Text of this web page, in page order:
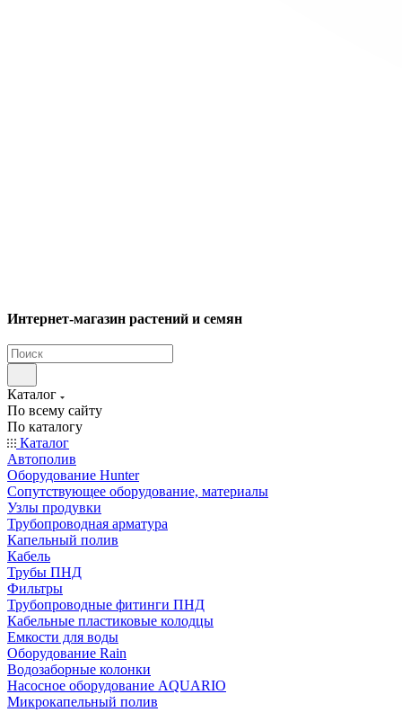
Интернет-магазин растений и семян
Каталог
По всему сайту
По каталогу
Каталог
Автополив
Оборудование Hunter
Сопутствующее оборудование, материалы
Узлы продувки
Трубопроводная арматура
Капельный полив
Кабель
Трубы ПНД
Фильтры
Трубопроводные фитинги ПНД
Кабельные пластиковые колодцы
Емкости для воды
Оборудование Rain
Водозаборные колонки
Насосное оборудование AQUARIO
Микрокапельный полив